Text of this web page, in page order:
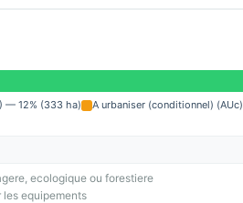
— 12% (333 ha) A urbaniser (conditionnel)
ecologique ou forestiere
equipements